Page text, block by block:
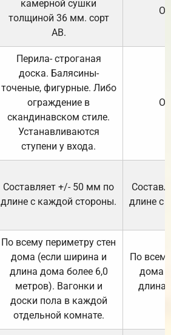
камерной сушки
толщиной 36 мм. сорт
АВ.
Перила- строганая
доска. Балясины-
точеные, фигурные. Либо
ограждение в
скандинавском стиле.
Устанавливаются
ступени у входа.
Составляет +/- 50 мм по
длине с каждой стороны.
длине с
По всему периметру стен
дома (если ширина и
длина дома более 6,0
метров). Вагонки и
доски пола в каждой
отдельной комнате.
По
дома
длина